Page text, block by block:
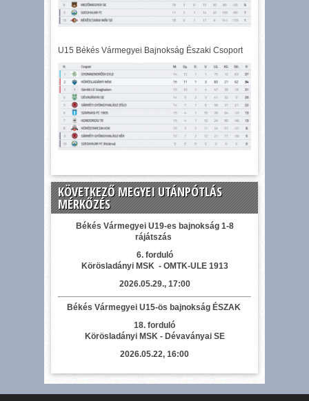
U15 Békés Vármegyei Bajnokság Északi Csoport
KÖVETKEZŐ MEGYEI UTÁNPÓTLÁS
MÉRKŐZÉS
Békés Vármegyei U19-es bajnokság 1-8
rájátszás
6. forduló
Körösladányi MSK - OMTK-ULE 1913
2026.05.29., 17:00
Békés Vármegyei U15-ös bajnokság ÉSZAK
18. forduló
Körösladányi MSK - Dévaványai SE
2026.05.22, 16:00